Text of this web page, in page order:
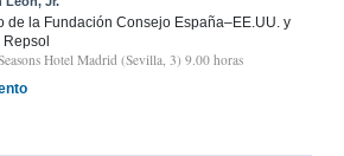
de la Fundación Consejo España–EE.UU. y
Hotel Madrid (Sevilla, 3) 9.00 horas